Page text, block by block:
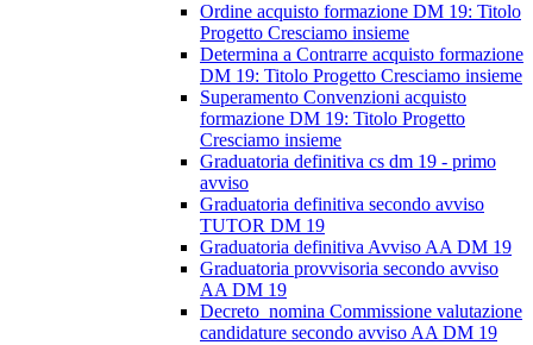
Ordine acquisto formazione DM 19: Titolo
Progetto Cresciamo insieme
Determina a Contrarre acquisto formazione
DM 19: Titolo Progetto Cresciamo insieme
Superamento Convenzioni acquisto
formazione DM 19: Titolo Progetto
Cresciamo insieme
Graduatoria definitiva cs dm 19 - primo
avviso
Graduatoria definitiva secondo avviso
TUTOR DM 19
Graduatoria definitiva Avviso AA DM 19
Graduatoria provvisoria secondo avviso
AA DM 19
Decreto_nomina Commissione valutazione
candidature secondo avviso AA DM 19